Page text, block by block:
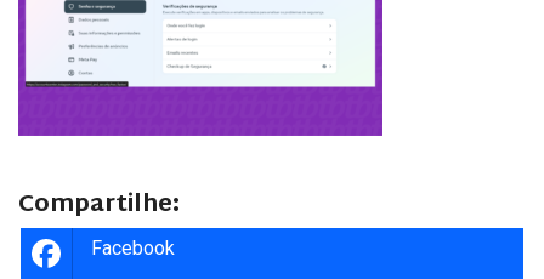
Compartilhe:
Facebook